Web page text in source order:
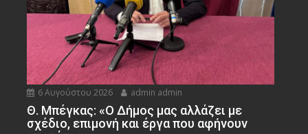
6 Αυγούστου 2026 admin admin
Θ. Μπέγκας: «Ο Δήμος μας αλλάζει με
σχέδιο, επιμονή και έργα που αφήνουν